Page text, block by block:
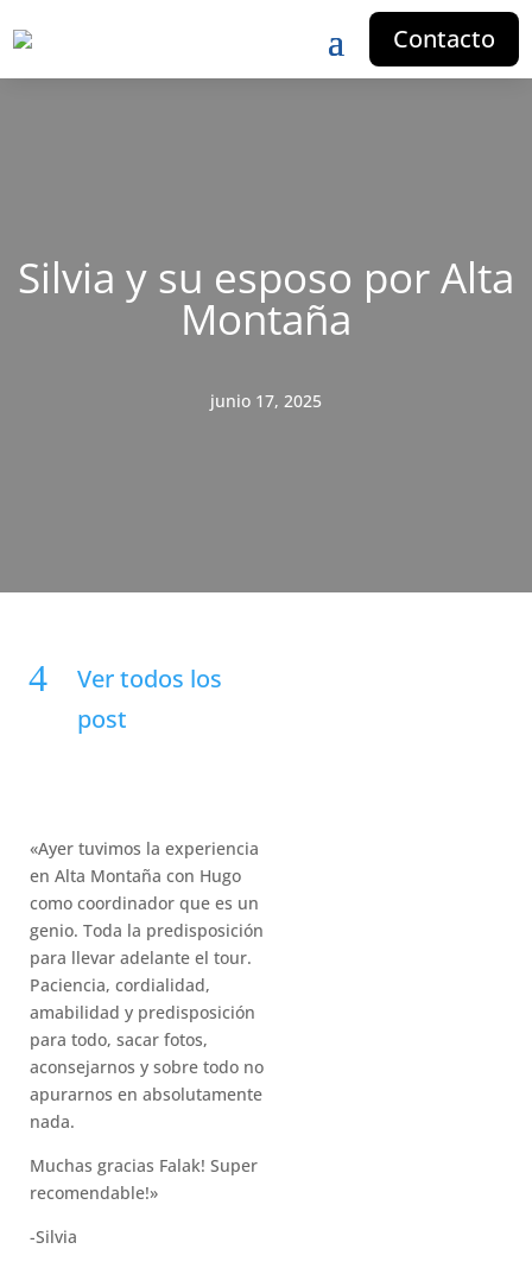
Contacto
Silvia y su esposo por Alta
Montaña
junio 17, 2025
Ver todos los
post
«Ayer tuvimos la experiencia
en Alta Montaña con Hugo
como coordinador que es un
genio. Toda la predisposición
para llevar adelante el tour.
Paciencia, cordialidad,
amabilidad y predisposición
para todo, sacar fotos,
aconsejarnos y sobre todo no
apurarnos en absolutamente
nada.
Muchas gracias Falak! Super
recomendable!»
-Silvia